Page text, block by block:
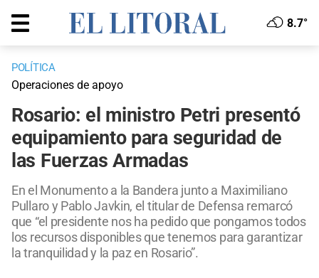
8.7°
POLÍTICA
Operaciones de apoyo
Rosario: el ministro Petri presentó
equipamiento para seguridad de
las Fuerzas Armadas
En el Monumento a la Bandera junto a Maximiliano
Pullaro y Pablo Javkin, el titular de Defensa remarcó
que “el presidente nos ha pedido que pongamos todos
los recursos disponibles que tenemos para garantizar
la tranquilidad y la paz en Rosario”.